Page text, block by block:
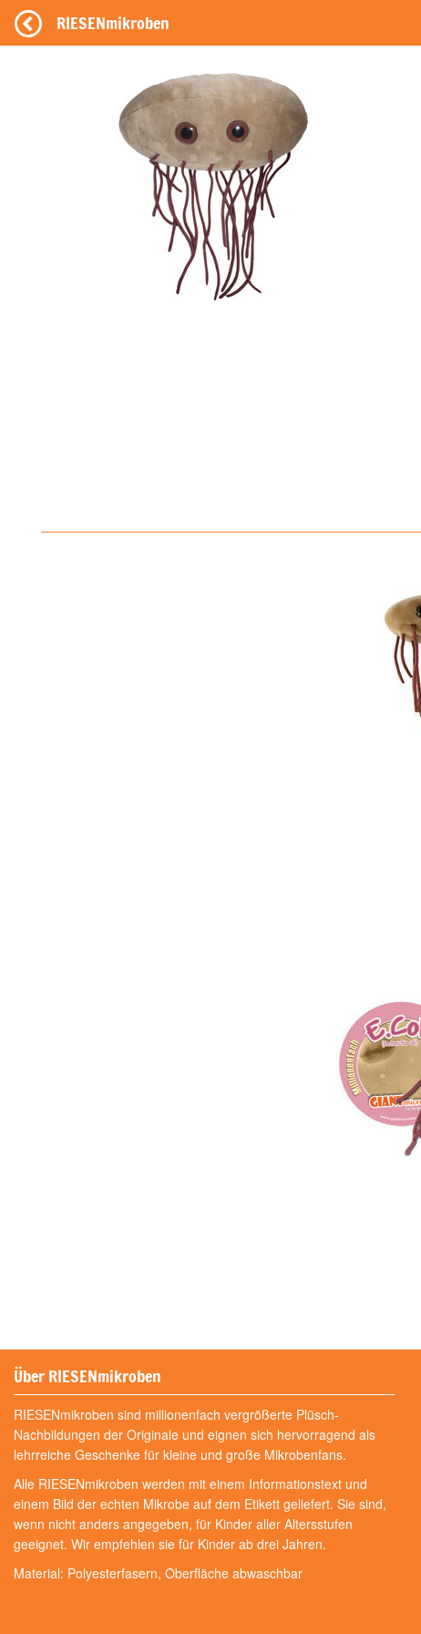
RIESENmikroben
Über RIESENmikroben
RIESENmikroben sind millionenfach vergrößerte Plüsch-
Nachbildungen der Originale und eignen sich hervorragend als
lehrreiche Geschenke für kleine und große Mikrobenfans.
Alle RIESENmikroben werden mit einem Informationstext und
einem Bild der echten Mikrobe auf dem Etikett geliefert. Sie sind,
wenn nicht anders angegeben, für Kinder aller Altersstufen
geeignet. Wir empfehlen sie für Kinder ab drei Jahren.
Material: Polyesterfasern, Oberfläche abwaschbar